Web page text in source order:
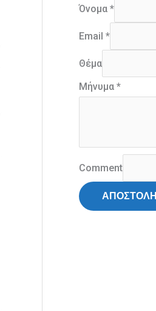
Όνομα *
Email *
Θέμα
Μήνυμα *
Comment
ΑΠΟΣΤΟΛΗ